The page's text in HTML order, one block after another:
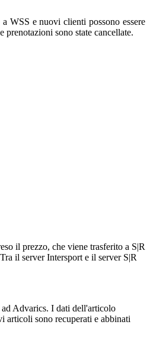
WSS e nuovi clienti possono essere
prenotazioni sono state cancellate.
il prezzo, che viene trasferito a S|R
il server Intersport e il server S|R
Advarics. I dati dell'articolo
articoli sono recuperati e abbinati